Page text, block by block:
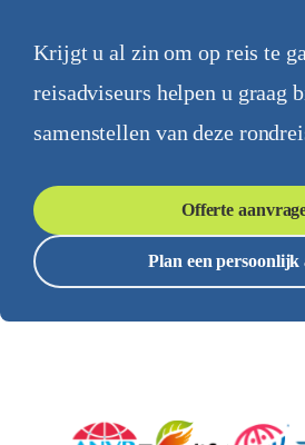
Krijgt u al zin om op reis te
reisadviseurs helpen u graag
samenstellen van deze
Offerte
Plan een persoonlijk